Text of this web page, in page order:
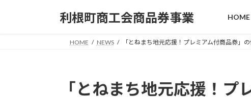
利根町商工会商品券事業 HOME
HOME NEWS 「とねまち地元応援！プレミアム付商品券」
「とねまち地元応援！プ